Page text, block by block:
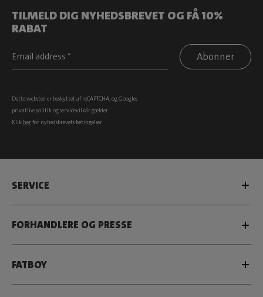
TILMELD DIG NYHEDSBREVET OG FÅ 10%
RABAT
Abonner
Dette websted er beskyttet af reCAPTCHA, og Googles
privatlivspolitikogservicevilkårgælder.
Klik herfor nyhedsbrevets betingelser
SERVICE
FORHANDLERE OG PRESSE
FATBOY